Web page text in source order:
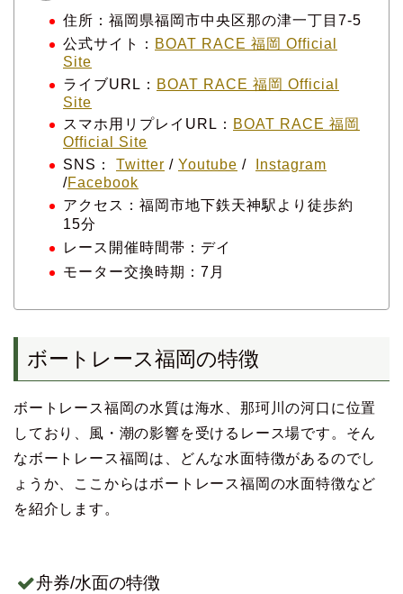
住所：福岡県福岡市中央区那の津一丁目7-5
公式サイト： BOAT RACE 福岡 Official
Site
ライブURL： BOAT RACE 福岡 Official
Site
スマホ用リプレイURL： BOAT RACE 福岡
Official Site
SNS： Twitter / Youtube /
Instagram
/Facebook
アクセス：福岡市地下鉄天神駅より徒歩約
15分
レース開催時間帯：デイ
モーター交換時期：7月
ボートレース福岡の特徴
ボートレース福岡の水質は海水、那珂川の河口に位置
しており、風・潮の影響を受けるレース場です。そん
なボートレース福岡は、どんな水面特徴があるのでし
ょうか、ここからはボートレース福岡の水面特徴など
を紹介します。
舟券/水面の特徴